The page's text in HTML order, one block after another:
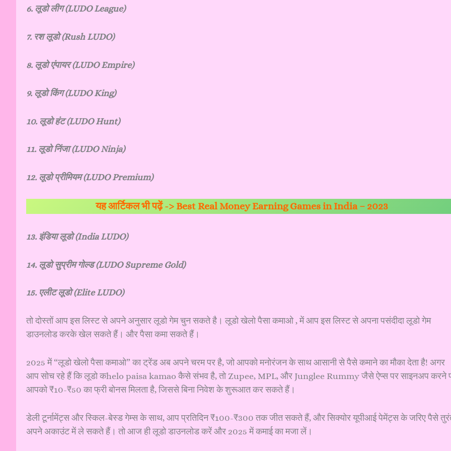
6. लूडो लीग (LUDO League)
7. रश लूडो (Rush LUDO)
8. लूडो एंपायर (LUDO Empire)
9. लूडो किंग (LUDO King)
10. लूडो हंट (LUDO Hunt)
11. लूडो निंजा (LUDO Ninja)
12. लूडो प्रीमियम (LUDO Premium)
यह आर्टिकल भी पढ़ें -> Best Real Money Earning Games in India – 2023
13. इंडिया लूडो (India LUDO)
14. लूडो सुप्रीम गोल्ड (LUDO Supreme Gold)
15. एलीट लूडो (Elite LUDO)
तो दोस्तों आप इस लिस्ट से अपने अनुसार लूडो गेम चुन सकते है। लूडो खेलो पैसा कमाओ , में आप इस लिस्ट से अपना पसंदीदा लूडो गेम
डाउनलोड करके खेल सकते हैं। और पैसा कमा सकते हैं।
2025 में “लूडो खेलो पैसा कमाओ” का ट्रेंड अब अपने चरम पर है, जो आपको मनोरंजन के साथ आसानी से पैसे कमाने का मौका देता है! अगर
आप सोच रहे हैं कि लूडो कhelo paisa kamao कैसे संभव है, तो Zupee, MPL, और Junglee Rummy जैसे ऐप्स पर साइनअप करने
आपको ₹10-₹50 का फ्री बोनस मिलता है, जिससे बिना निवेश के शुरूआत कर सकते हैं।
डेली टूर्नामेंट्स और स्किल-बेस्ड गेम्स के साथ, आप प्रतिदिन ₹100-₹300 तक जीत सकते हैं, और सिक्योर यूपीआई पेमेंट्स के जरिए पैसे
अपने अकाउंट में ले सकते हैं। तो आज ही लूडो डाउनलोड करें और 2025 में कमाई का मजा लें।